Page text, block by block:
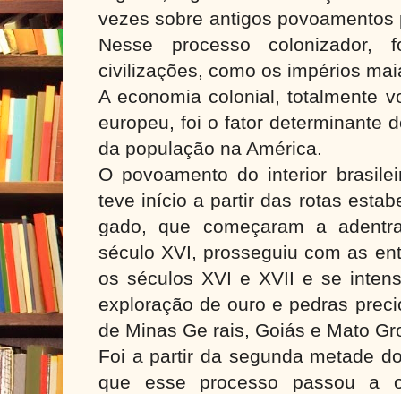
vezes sobre antigos
Nesse processo colonizador,
civilizações, como os impérios
A economia colonial, totalmente
europeu, foi o fator determinante
da população na América.
O povoamento do interior
teve início a partir das rotas
gado, que começaram a
século XVI, prosseguiu com as
os séculos XVI e XVII e se
exploração de ouro e pedras
de Minas Ge rais, Goiás e Mato
Foi a partir da segunda metade
que esse processo passou a